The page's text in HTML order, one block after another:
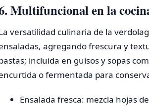
Multifuncional en la
versatilidad culinaria de la
agregando frescura y
incluida en guisos y sopas
o fermentada para
Ensalada fresca: mezcla hojas